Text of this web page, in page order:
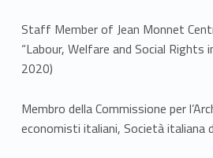
Staff Member of Jean Monnet
“Labour, Welfare and Social Rights
2020)
Membro della Commissione per
economisti italiani, Società italiana